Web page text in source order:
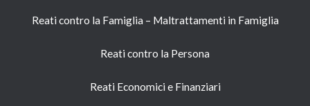
Reati contro la Famiglia – Maltrattamenti in Famiglia
Reati contro la Persona​
Reati Economici e Finanziari​